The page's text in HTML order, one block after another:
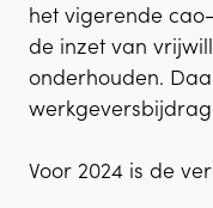
het vigerende
de inzet van
onderhouden.
Voor 2024 is de